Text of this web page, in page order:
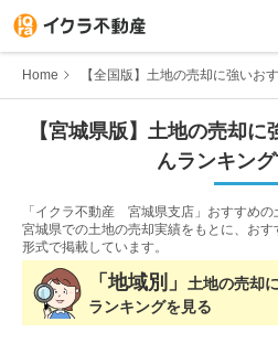
はじめての方へ
不動産会社を探す
物件の価格を知る
Home 【全国版】土地の売却に強いお
【宮城県版】 土地の売却に
んランキング
「イクラ不動産 宮城県支店」おすすめの
宮城県での土地の売却実績をもとに、お
形式で掲載しています。
「地域別」 土地の売却
ランキングを見る